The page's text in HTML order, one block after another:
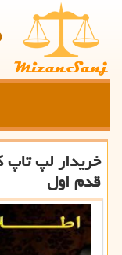
خریدار لپ تاپ
قدم اول